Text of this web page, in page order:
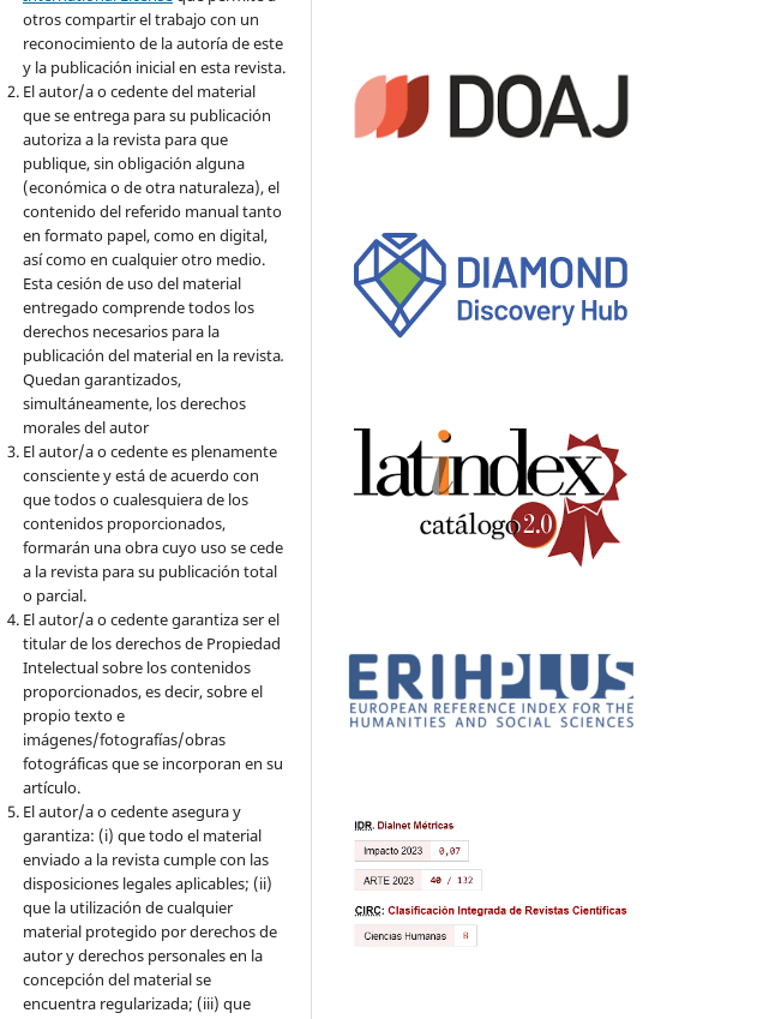
otros compartir el trabajo con un
reconocimiento de la autoría de este
y la publicación inicial en esta revista.
El autor/a o cedente del material
que se entrega para su publicación
autoriza a la revista para que
publique, sin obligación alguna
(económica o de otra naturaleza), el
contenido del referido manual tanto
en formato papel, como en digital,
así como en cualquier otro medio.
Esta cesión de uso del material
entregado comprende todos los
derechos necesarios para la
publicación del material en la revista.
Quedan garantizados,
simultáneamente, los derechos
morales del autor
El autor/a o cedente es plenamente
consciente y está de acuerdo con
que todos o cualesquiera de los
contenidos proporcionados,
formarán una obra cuyo uso se cede
a la revista para su publicación total
o parcial.
El autor/a o cedente garantiza ser el
titular de los derechos de Propiedad
Intelectual sobre los contenidos
proporcionados, es decir, sobre el
propio texto e
imágenes/fotografías/obras
fotográficas que se incorporan en su
artículo.
El autor/a o cedente asegura y
garantiza: (i) que todo el material
enviado a la revista cumple con las
disposiciones legales aplicables; (ii)
que la utilización de cualquier
material protegido por derechos de
autor y derechos personales en la
concepción del material se
encuentra regularizada; (iii) que